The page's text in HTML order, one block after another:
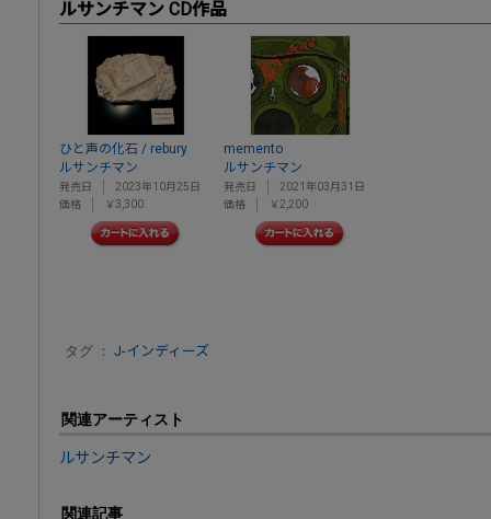
ルサンチマン CD作品
ひと声の化石 / rebury
ルサンチマン
発売日
2023年10月25日
価格
￥3,300
memento
ルサンチマン
発売日
2021年03月31日
価格
￥2,200
タグ ： J-インディーズ
関連アーティスト
ルサンチマン
関連記事